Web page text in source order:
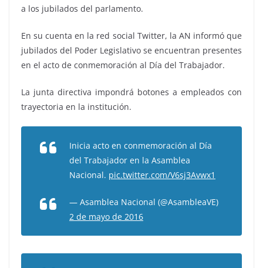
a los jubilados del parlamento.
En su cuenta en la red social Twitter, la AN informó que
jubilados del Poder Legislativo se encuentran presentes
en el acto de conmemoración al Día del Trabajador.
La junta directiva impondrá botones a empleados con
trayectoria en la institución.
Inicia acto en conmemoración al Día
del Trabajador en la Asamblea
Nacional. pic.twitter.com/V6sj3Avwx1
— Asamblea Nacional (@AsambleaVE)
2 de mayo de 2016